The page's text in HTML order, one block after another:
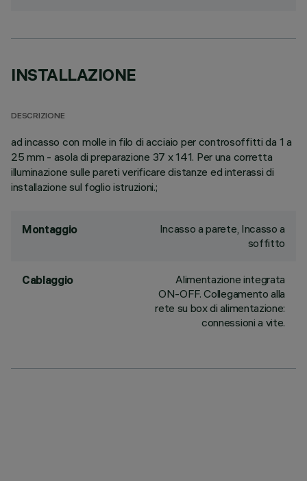
INSTALLAZIONE
DESCRIZIONE
ad incasso con molle in filo di acciaio per controsoffitti da 1 a
25 mm - asola di preparazione 37 x 141. Per una corretta
illuminazione sulle pareti verificare distanze ed interassi di
installazione sul foglio istruzioni.;
Montaggio
Incasso a parete, Incasso a
soffitto
Cablaggio
Alimentazione integrata
ON-OFF. Collegamento alla
rete su box di alimentazione:
connessioni a vite.